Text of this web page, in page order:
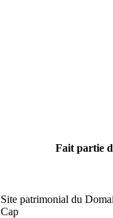
Fait partie
Site patrimonial du
Cap